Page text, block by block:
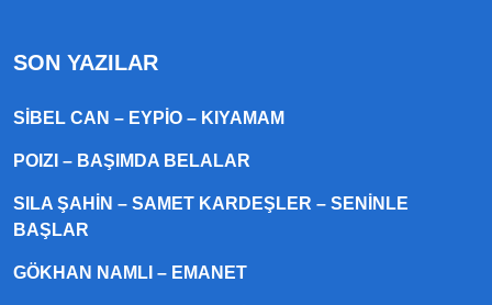
SON YAZILAR
SIBEL CAN – EYPIO – KIYAMAM
POIZI – BAŞIMDA BELALAR
SILA ŞAHIN – SAMET KARDEŞLER – SENINLE
BAŞLAR
GÖKHAN NAMLI – EMANET